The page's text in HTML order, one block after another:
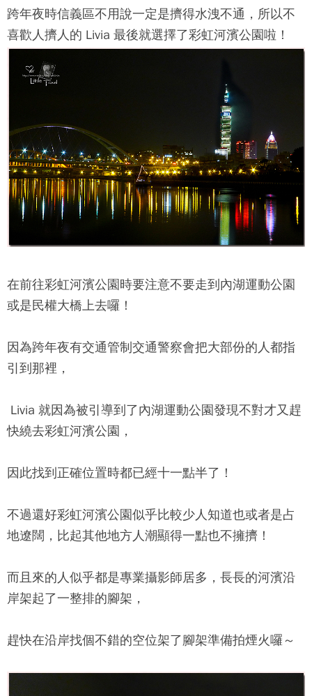
跨年夜時信義區不用說一定是擠得水洩不通，所以不
喜歡人擠人的 Livia 最後就選擇了彩虹河濱公園啦！
在前往彩虹河濱公園時要注意不要走到內湖運動公園
或是民權大橋上去囉！
因為跨年夜有交通管制交通警察會把大部份的人都指
引到那裡，
Livia 就因為被引導到了內湖運動公園發現不對才又趕
快繞去彩虹河濱公園，
因此找到正確位置時都已經十一點半了！
不過還好彩虹河濱公園似乎比較少人知道也或者是占
地遼闊，比起其他地方人潮顯得一點也不擁擠！
而且來的人似乎都是專業攝影師居多，長長的河濱沿
岸架起了一整排的腳架，
趕快在沿岸找個不錯的空位架了腳架準備拍煙火囉～